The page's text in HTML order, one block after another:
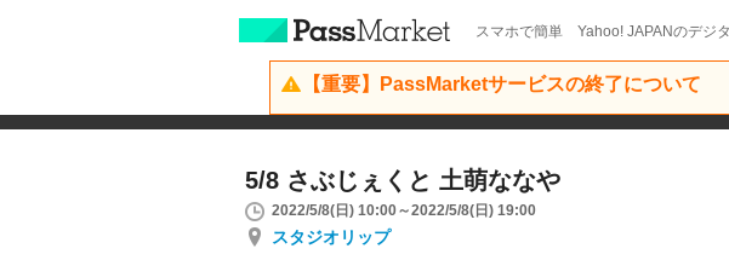
スマホで簡単 Yahoo! JAPANのデジ
【重要】PassMarketサービスの終了について
5/8 さぶじぇくと 土萌ななや
2022/5/8(日) 10:00～2022/5/8(日) 19:00
スタジオリップ